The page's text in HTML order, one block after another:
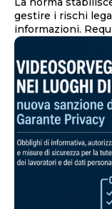
gestire i rischi
informazioni.